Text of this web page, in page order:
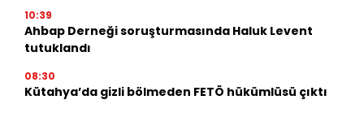
10:39
Ahbap Derneği soruşturmasında Haluk Levent
tutuklandı
08:30
Kütahya’da gizli bölmeden FETÖ hükümlüsü çıktı